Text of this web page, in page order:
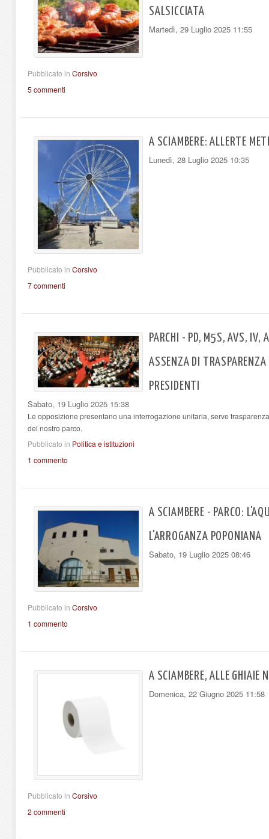
SALSICCIATA
Martedì, 29 Luglio 2025 11:55
Pubblicato in Corsivo
5 commenti
A SCIAMBERE: ALLERTE
Lunedì, 28 Luglio 2025 10:35
Pubblicato in Corsivo
7 commenti
PARCHI - PD, M5S, AVS, IV,
ASSENZA DI TRASPARENZA
PRESIDENTI
Sabato, 19 Luglio 2025 15:38
Le opposizione presentano una interrogazione unitaria, serve
del nostro parco.
Pubblicato in Politica e istituzioni
1 commento
A SCIAMBERE - PARCO:
L'ARROGANZA POPONIANA
Sabato, 19 Luglio 2025 08:46
Pubblicato in Corsivo
1 commento
A SCIAMBERE, ALLE GHIAIE
Domenica, 22 Giugno 2025 11:58
Pubblicato in Corsivo
2 commenti